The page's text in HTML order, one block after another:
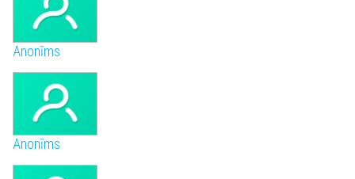
Anonīms
Anonīms